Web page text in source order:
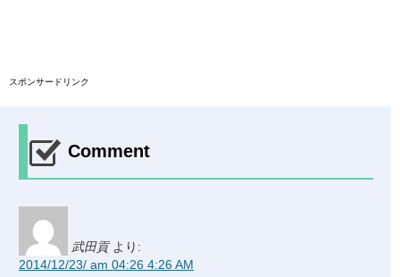
スポンサードリンク
Comment
武田貢 より:
2014/12/23/ am 04:26 4:26 AM